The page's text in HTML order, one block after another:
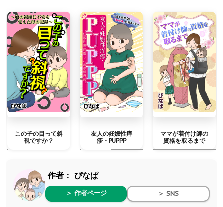
この子の目って斜
視ですか？
友人の妊娠性痒
疹・PUPPP
ママが着付け師の
資格を取るまで
作者： ぴなぱ
＞ 作者ページ ＞ SNS